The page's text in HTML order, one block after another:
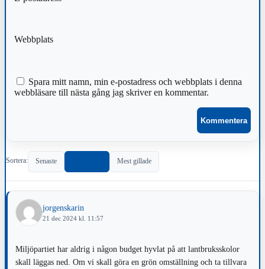
Webbplats
Spara mitt namn, min e-postadress och webbplats i denna
webbläsare till nästa gång jag skriver en kommentar.
Sortera: Senaste Mest gillade
jorgenskarin
21 dec 2024 kl. 11:57
Miljöpartiet har aldrig i någon budget hyvlat på att lantbruksskolor
skall läggas ned. Om vi skall göra en grön omställning och ta tillvara